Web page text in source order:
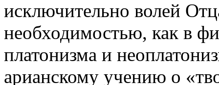
исключительно волей
необходимостью, как в
платонизма и
арианскому учению о